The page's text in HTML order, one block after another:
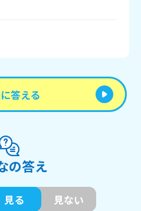
答える
の答え
見る 見ない